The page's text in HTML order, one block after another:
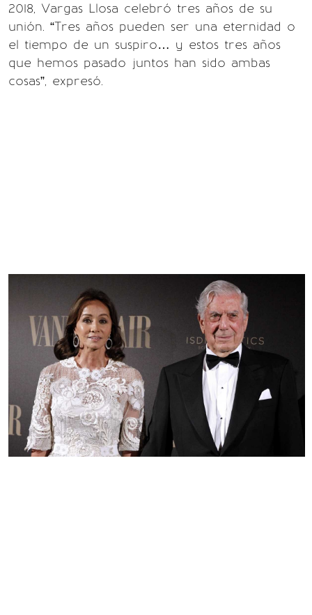
2018, Vargas Llosa celebró tres años de su
unión. “Tres años pueden ser una eternidad o
el tiempo de un suspiro… y estos tres años
que hemos pasado juntos han sido ambas
cosas”, expresó.